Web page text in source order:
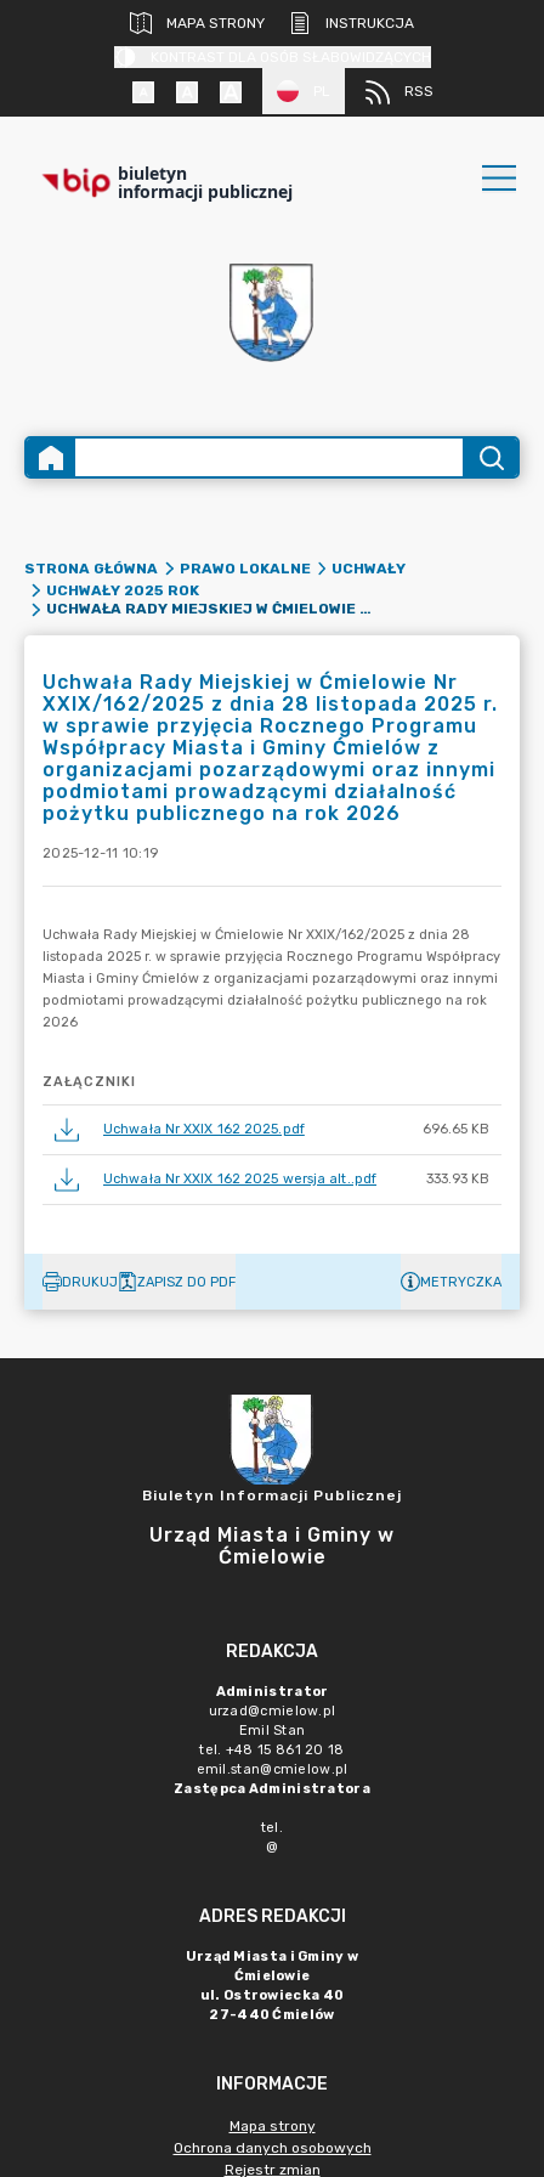
MAPA STRONY
INSTRUKCJA
RSS
biuletyn
informacji publicznej
STRONA GŁÓWNA PRAWO LOKALNE
UCHWAŁY
UCHWAŁY 2025 ROK
UCHWAŁA RADY MIEJSKIEJ W ĆMIELOWIE NR XXIX/162/2025 Z DNIA 28 LISTOPADA 2025 R. W SPRAWIE PRZYJĘCIA ROCZNEGO PROGRAMU WSPÓŁPRACY MIASTA I GMINY ĆMIELÓW Z ORGANIZACJAMI POZARZĄDOWYMI ORAZ INNYMI PODMIOTAMI PROWADZĄCYMI DZIAŁALNOŚĆ POŻYTKU PUBLICZNEGO NA ROK 2026
Uchwała Rady Miejskiej w Ćmielowie Nr
XXIX/162/2025 z dnia 28 listopada 2025 r.
w sprawie przyjęcia Rocznego Programu
Współpracy Miasta i Gminy Ćmielów z
organizacjami pozarządowymi oraz innymi
podmiotami prowadzącymi działalność
pożytku publicznego na rok 2026
2025-12-11 10:19
ZAŁĄCZNIKI
Uchwała Nr XXIX 162 2025.pdf 696.65 KB
Uchwała Nr XXIX 162 2025 wersja alt..pdf 333.93 KB
DRUKUJ ZAPISZ DO PDF METRYCZKA
Biuletyn Informacji Publicznej
Urząd Miasta i Gminy w
Ćmielowie
REDAKCJA
Administrator
urzad@cmielow.pl
Emil Stan
tel. +48 15 861 20 18
emil.stan@cmielow.pl
Zastępca Administratora
tel.
@
ADRES REDAKCJI
Urząd Miasta i Gminy w
Ćmielowie
ul. Ostrowiecka 40
27-440 Ćmielów
INFORMACJE
Mapa strony
Ochrona danych osobowych
Rejestr zmian